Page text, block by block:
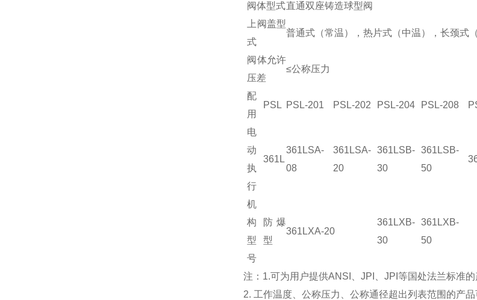
阀体型式直通双座铸造球型阀
上阀盖型
式
普通式（常温），热片式（中温），长颈式（
阀体允许
压差
≤公称压力
配
用
电
动
执
行
机
构
型
号
PSL PSL-201 PSL-202 PSL-204 PSL-208
361L
361LSA-
08
361LSA-
20
361LSB-
30
361LSB-
50
防爆
型
361LXA-20
361LXB-
30
361LXB-
50
注：1.可为用户提供ANSI、JPI、JPI等国处法兰标准
2. 工作温度、公称压力、公称通径超出列表范围的产